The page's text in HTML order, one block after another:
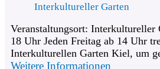
Interkultureller Garten
Veranstaltungsort:
18 Uhr Jeden Freitag ab 14 Uhr
Interkulturellen Garten Kiel, um
Weitere Informationen